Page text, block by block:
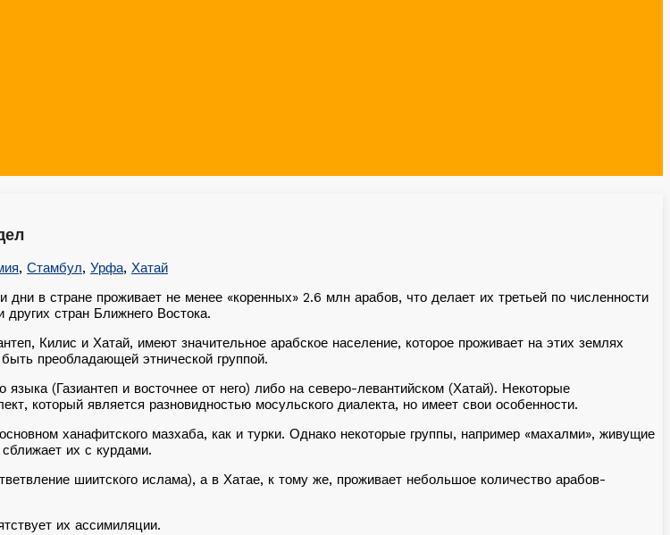
, Стамбул, Урфа, Хатай
в стране проживает не менее «коренных» 2.6 млн арабов, что делает их третьей по численности
стран Ближнего Востока.
Килис и Хатай, имеют значительное арабское население, которое проживает на этих землях
преобладающей этнической группой.
(Газиантеп и восточнее от него) либо на северо-левантийском (Хатай). Некоторые
который является разновидностью мосульского диалекта, но имеет свои особенности.
ханафитского мазхаба, как и турки. Однако некоторые группы, например «махалми», живущие
их с курдами.
шиитского ислама), а в Хатае, к тому же, проживает небольшое количество арабов-
их ассимиляции.